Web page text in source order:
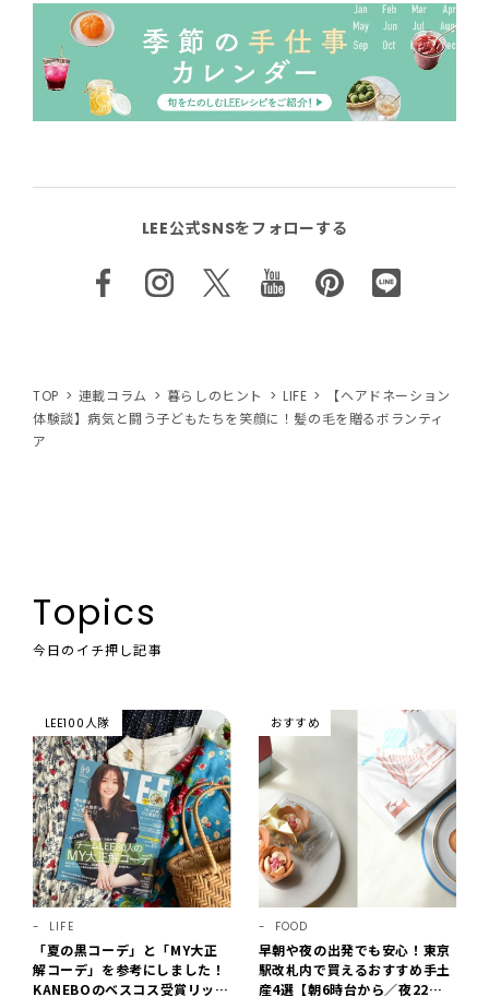
LEE公式SNSをフォローする
TOP 連載コラム 暮らしのヒント LIFE
【ヘアドネーション
体験談】病気と闘う子どもたちを笑顔に！髪の毛を贈るボランティ
ア
Topics
今日のイチ押し記事
LEE100人隊
LIFE
「夏の黒コーデ」と「MY大正
解コーデ」を参考にしました！
KANEBOのベスコス受賞リップ
おすすめ
FOOD
早朝や夜の出発でも安心！東京
駅改札内で買えるおすすめ手土
産4選【朝6時台から／夜22時